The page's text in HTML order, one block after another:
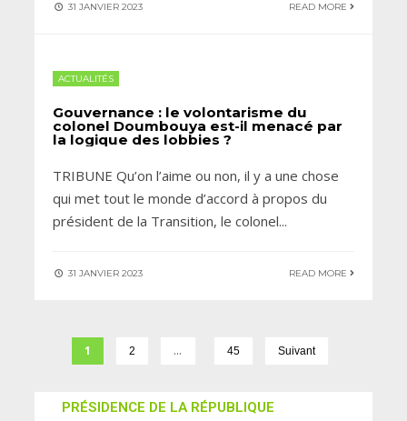
31 JANVIER 2023 READ MORE
ACTUALITÉS
Gouvernance : le volontarisme du
colonel Doumbouya est-il menacé par
la logique des lobbies ?
TRIBUNE Qu’on l’aime ou non, il y a une chose
qui met tout le monde d’accord à propos du
président de la Transition, le colonel...
31 JANVIER 2023 READ MORE
1 2 … 45 Suivant
PRÉSIDENCE DE LA RÉPUBLIQUE